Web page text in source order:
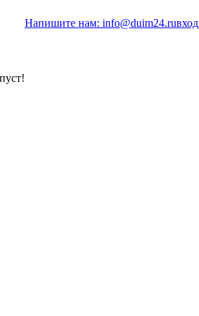
Напишите нам: info@duim24.ruвход